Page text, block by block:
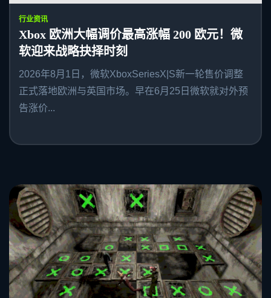
行业资讯
Xbox 欧洲大幅调价最高涨幅 200 欧元！微
软迎来战略抉择时刻
2026年8月1日，微软XboxSeriesX|S新一轮售价调整
正式落地欧洲与英国市场。早在6月25日微软就对外预
告涨价...